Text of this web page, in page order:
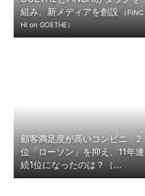
組み、新メディアを創設
（FINC
HI on GOETHE）
顧客満足度が高いコンビニ 2
位「ローソン」を抑え、11年連
続1位になったのは？（...